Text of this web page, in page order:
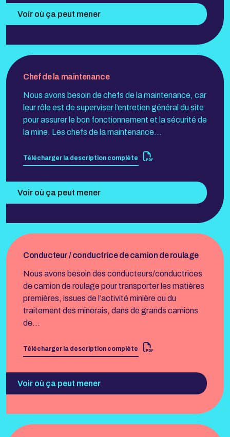
Voir où ça peut mener
Chef de la maintenance
Nous avons besoin de chefs de la maintenance, car
leur rôle est de superviser l’entretien général du site
pour assurer le bon fonctionnement et la sécurité de
la mine. Les chefs de la maintenance…
Télécharger la description complète
Voir où ça peut mener
Conducteur / conductrice de camion de roulage
Nous avons besoin des conducteurs/conductrices
de camion de roulage pour transporter les matières
premières, issues de l’activité minière ou du
traitement des minerais, dans de grands camions
de…
Télécharger la description complète
Voir où ça peut mener